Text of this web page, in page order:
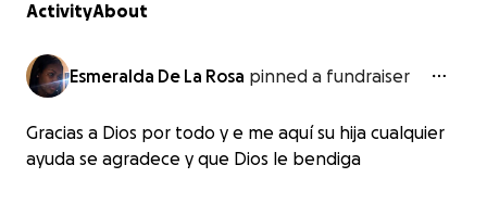
ActivityAbout
Esmeralda De La Rosa pinned a fundraiser
Gracias a Dios por todo y e me aquí su hija cualquier
ayuda se agradece y que Dios le bendiga